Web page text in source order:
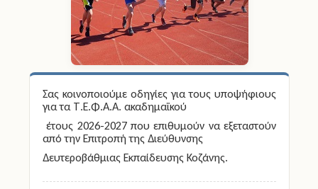
Ηλεκτρονικές Υπηρεσίες
Επικοινωνία
Σας κοινοποιούμε οδηγίες για τους υποψήφιους
για τα Τ.Ε.Φ.Α.Α. ακαδημαϊκού
έτους 2026-2027 που επιθυμούν να εξεταστούν
από την Επιτροπή της Διεύθυνσης
Δευτεροβάθμιας Εκπαίδευσης Κοζάνης.